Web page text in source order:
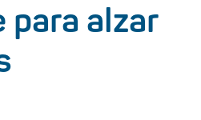
para alzar